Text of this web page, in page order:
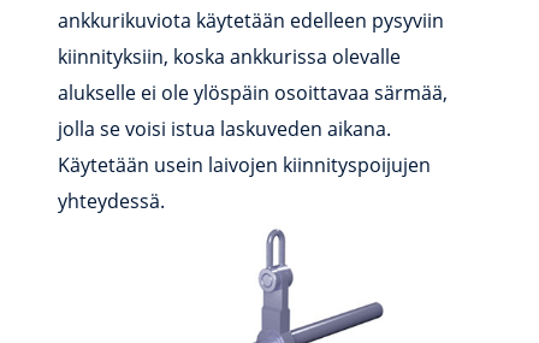
ankkurikuviota käytetään edelleen pysyviin
kiinnityksiin, koska ankkurissa olevalle
alukselle ei ole ylöspäin osoittavaa särmää,
jolla se voisi istua laskuveden aikana.
Käytetään usein laivojen kiinnityspoijujen
yhteydessä.